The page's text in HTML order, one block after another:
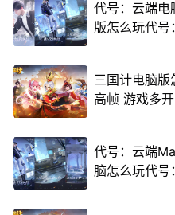
代号：云端电
版怎么玩代号
三国计电脑
高帧 游戏多
代号：云端
脑怎么玩代号